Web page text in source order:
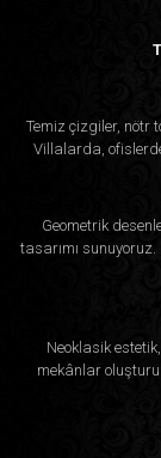
Temiz çizgiler, nötr
Villalarda,
Geometrik
tasarımı
Neoklasik
mekânlar